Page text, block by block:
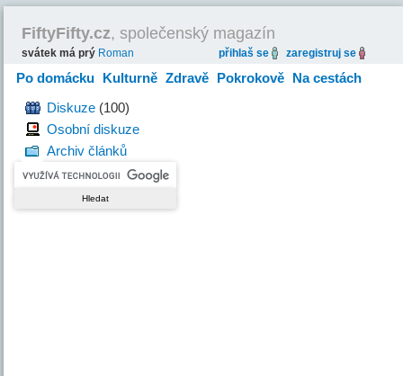
FiftyFifty.cz, společenský magazín
svátek má prý Roman přihlaš se zaregistruj se
Po domácku Kulturně Zdravě Pokrokově Na cestách
HravěDiskuze (100)
Osobní diskuze
Archiv článků